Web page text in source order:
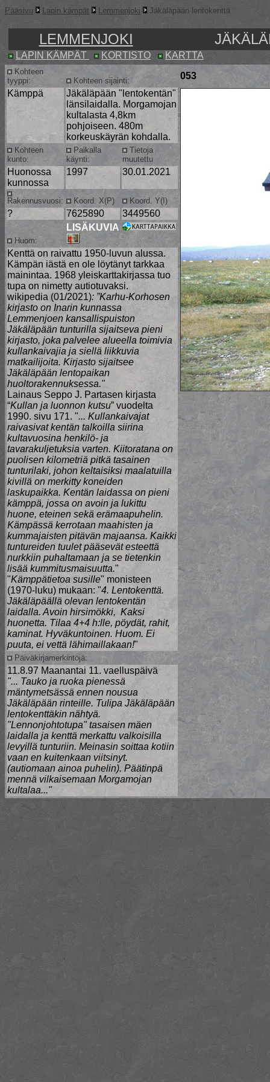
Pääsivu Lapin kämpät Lemmenjoki Jäkäläpään lentokenttä
LEMMENJOKI
LAPIN KÄMPÄT KORTISTO KARTTA
Kohteen
tyyppi:
Kohteen sijainti:
053
Kämppä
Jäkäläpään "lentokentän"
länsilaidalla. Morgamojan
kultalasta 4,8km
pohjoiseen. 480m
korkeuskäyrän kohdalla.
Kohteen
kunto:
Paikalla
käynti:
Tietoja
muutettu
Huonossa
kunnossa
1997 30.01.2021
Rakennusvuosi: Koord. X(P) Koord. Y(I)
? 7625890 3449560
Huom:
LISÄKUVIA
Kenttä on raivattu 1950-luvun alussa.
Kämpän iästä en ole löytänyt tarkkaa
mainintaa. 1968 yleiskarttakirjassa tuo
tupa on nimetty autiotuvaksi.
wikipedia (01/2021): ”Karhu-Korhosen
kirjasto on Inarin kunnassa
Lemmenjoen kansallispuiston
Jäkäläpään tunturilla sijaitseva pieni
kirjasto, joka palvelee alueella toimivia
kullankaivajia ja siellä liikkuvia
matkailijoita. Kirjasto sijaitsee
Jäkäläpään lentopaikan
huoltorakennuksessa."
Lainaus Seppo J. Partasen kirjasta
“Kullan ja luonnon kutsu” vuodelta
1990. sivu 171. "... Kullankaivajat
raivasivat kentän talkoilla siirina
kultavuosina henkilö- ja
tavarakuljetuksia varten. Kiitoratana on
puolisen kilometriä pitkä tasainen
tunturilaki, johon keltaisiksi maalatuilla
kivillä on merkitty koneiden
laskupaikka. Kentän laidassa on pieni
kämppä, jossa on avoin ja lukittu
huone, eteinen sekä erämaapuhelin.
Kämpässä kerrotaan maahisten ja
kummajaisten pitävän majaansa. Kaikki
tuntureiden tuulet pääsevät esteettä
nurkkiin puhaltamaan ja se tietenkin
lisää kummitusmaisuutta."
"Kämppätietoa susille" monisteen
(1970-luku) mukaan: "4. Lentokenttä.
Jäkäläpäällä olevan lentokentän
laidalla. Avoin hirsimökki, Kaksi
huonetta. Tilaa 4+4 h:lle, pöydät, rahit,
kaminat. Hyväkuntoinen. Huom. Ei
puuta, ei vettä lähimaillakaan!"
Päiväkirjamerkintöjä:
11.8.97 Maanantai 11. vaelluspäivä
"... Tauko ja ruoka pienessä
mäntymetsässä ennen nousua
Jäkäläpään rinteille. Tulipa Jäkäläpään
lentokenttäkin nähtyä.
"Lennonjohtotupa" tasaisen mäen
laidalla ja kenttä merkattu valkoisilla
levyillä tunturiin. Meinasin soittaa kotiin
vaan en kuitenkaan viitsinyt.
(autiomaan ainoa puhelin). Päätinpä
mennä vilkaisemaan Morgamojan
kultalaa..."